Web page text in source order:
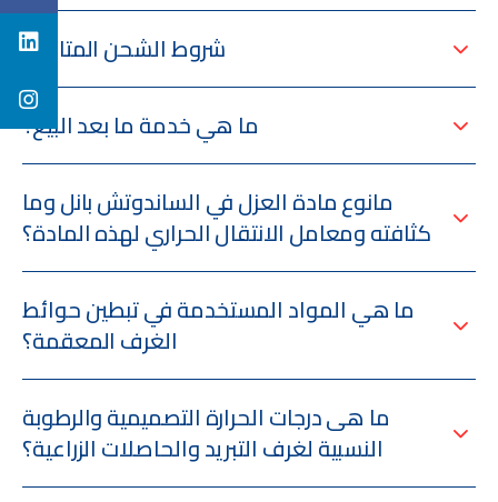
شروط الشحن المتاحة؟
ما هي خدمة ما بعد البيع؟
مانوع مادة العزل في الساندوتش بانل وما
كثافته ومعامل الانتقال الحراري لهذه المادة؟
ما هي المواد المستخدمة في تبطين حوائط
الغرف المعقمة؟
ما هى درجات الحرارة التصميمية والرطوبة
النسبية لغرف التبريد والحاصلات الزراعية؟